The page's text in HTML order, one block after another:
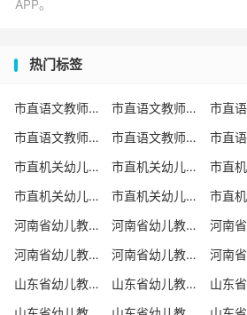
APP。
热门标签
市直语文教师招聘 市直语文教师招聘考试真题
市直语文教师编制考试真题
市直语文教师编制考试真题卷
市直机关幼儿教师招聘
市直机关幼儿教师考试
市直机关幼儿教师招聘考试真题卷
市直机关幼儿教师编制考试真题卷
河南省幼儿教师招聘
河南省幼儿教师考试
河南省幼儿教师招聘考试真题卷
河南省幼儿教师编制考试真题
山东省幼儿教师招聘
山东省幼儿教师考试